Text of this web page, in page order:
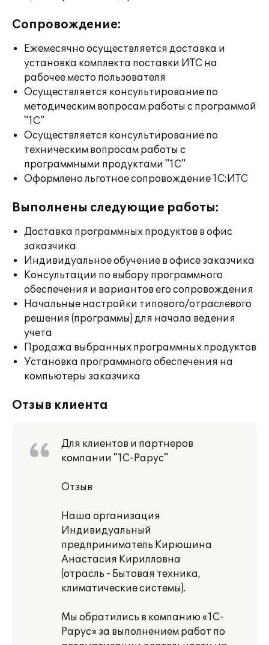
Сопровождение:
Ежемесячно осуществляется доставка и
установка комплекта поставки ИТС на
рабочее место пользователя
Осуществляется консультирование по
методическим вопросам работы с программой
"1С"
Осуществляется консультирование по
техническим вопросам работы с
программными продуктами "1С"
Оформлено льготное сопровождение 1С:ИТС
Выполнены следующие работы:
Доставка программных продуктов в офис
заказчика
Индивидуальное обучение в офисе заказчика
Консультации по выбору программного
обеспечения и вариантов его сопровождения
Начальные настройки типового/отраслевого
решения (программы) для начала ведения
учета
Продажа выбранных программных продуктов
Установка программного обеспечения на
компьютеры заказчика
Отзыв клиента
Для клиентов и партнеров
компании "1С-Рарус"
Отзыв
Наша организация
Индивидуальный
предприниматель Кирюшина
Анастасия Кирилловна
(отрасль - Бытовая техника,
климатические системы).
Мы обратились в компанию «1С-
Рарус» за выполнением работ по